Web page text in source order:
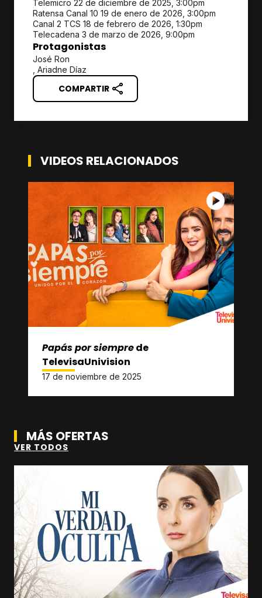
Telemicro 22 de diciembre de 2025, 3:00pm
Ratensa Canal 10 19 de enero de 2026, 3:00pm
Canal 2 TCS 18 de febrero de 2026, 1:30pm
Telecadena 3 de marzo de 2026, 9:00pm
Protagonistas
José Ron
, Ariadne Díaz
COMPARTIR
VIDEOS RELACIONADOS
Papás por siemprede
TelevisaUnivision
17 de noviembre de 2025
MÁS OFERTAS
VER TODOS